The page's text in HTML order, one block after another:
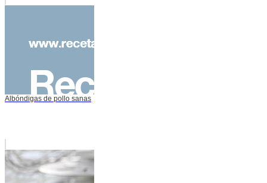
Albóndigas de pollo sanas